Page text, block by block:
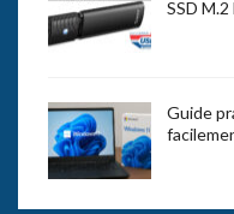
SSD
Guide